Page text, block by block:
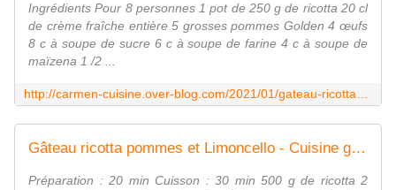
Ingrédients Pour 8 personnes 1 pot de 250 g de ricotta 20 cl
de crème fraîche entière 5 grosses pommes Golden 4 œufs
8 c à soupe de sucre 6 c à soupe de farine 4 c à soupe de
maïzena 1 /2 ...
Gâteau ricotta pommes et Limoncello - Cuisine gourmande de Carmencita
Préparation : 20 min Cuisson : 30 min 500 g de ricotta 2